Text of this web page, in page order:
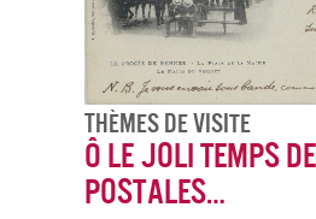
Thèmes De Visite
Ô le joli temps
postales…